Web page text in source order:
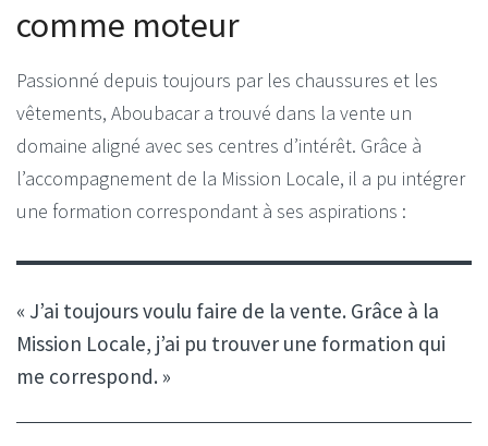
comme moteur
Passionné depuis toujours par les chaussures et les
vêtements, Aboubacar a trouvé dans la vente un
domaine aligné avec ses centres d’intérêt. Grâce à
l’accompagnement de la Mission Locale, il a pu intégrer
une formation correspondant à ses aspirations :
« J’ai toujours voulu faire de la vente. Grâce à la
Mission Locale, j’ai pu trouver une formation qui
me correspond. »